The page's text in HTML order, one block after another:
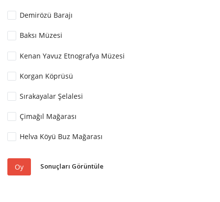
Demirözü Barajı
Baksı Müzesi
Kenan Yavuz Etnografya Müzesi
Korgan Köprüsü
Sırakayalar Şelalesi
Çimağıl Mağarası
Helva Köyü Buz Mağarası
Oy Sonuçları Görüntüle